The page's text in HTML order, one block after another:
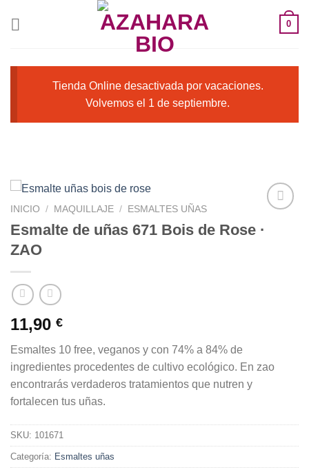
0
Tienda Online desactivada por vacaciones.
Volvemos el 1 de septiembre.
INICIO / MAQUILLAJE / ESMALTES UÑAS
Esmalte de uñas 671 Bois de Rose ·
ZAO
11,90 €
Esmaltes 10 free, veganos y con 74% a 84% de
ingredientes procedentes de cultivo ecológico. En zao
encontrarás verdaderos tratamientos que nutren y
fortalecen tus uñas.
SKU: 101671
Categoría: Esmaltes uñas